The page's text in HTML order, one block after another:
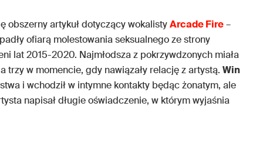
obszerny artykuł dotyczący wokalistyArcade Fire–
ofiarą molestowania seksualnego ze strony
lat 2015-2020. Najmłodsza z pokrzywdzonych miała
trzy w momencie, gdy nawiązały relację z artystą. Win
i wchodził w intymne kontakty będąc żonatym, ale
napisał długie oświadczenie, w którym wyjaśnia